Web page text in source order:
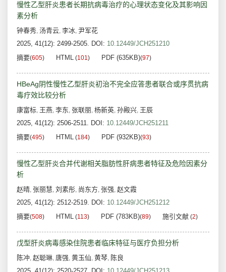
慢性乙型肝炎患者长期抗病毒治疗的心理状态变化及其影响因
素分析
钟春秀, 汤青云, 李冰, 尹军花
2025, 41(12): 2499-2505. DOI: 10.12449/JCH251210
摘要(605) HTML (101) PDF (635KB)(97)
HBeAg阴性慢性乙型肝炎初治不完全应答患者联合或序贯抗病
毒疗效比较分析
康富标, 王燕, 李东, 张联丽, 杨新英, 孙殿兴, 王辰
2025, 41(12): 2506-2511. DOI: 10.12449/JCH251211
摘要(495) HTML (184) PDF (932KB)(93)
慢性乙型肝炎合并代谢相关脂肪性肝病患者特征及危险因素分
析
赵晴, 张丽慧, 刘素彤, 尚东方, 张强, 赵文霞
2025, 41(12): 2512-2519. DOI: 10.12449/JCH251212
摘要(508) HTML (113) PDF (783KB)(89) 施引文献 (2)
戊型肝炎病毒感染住院患者临床特征与医疗负担分析
陈冲, 赵聪琳, 唐强, 黄玉仙, 黄琴, 陈良